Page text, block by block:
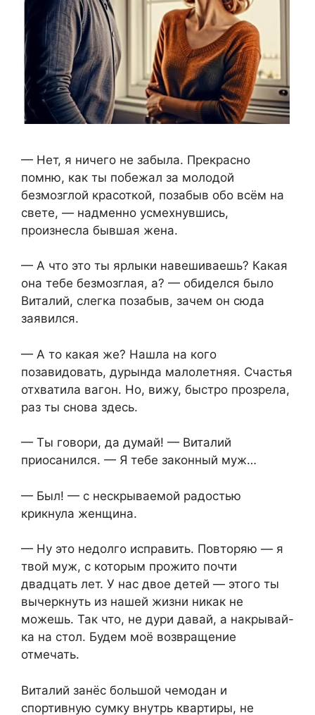
— Нет, я ничего не забыла. Прекрасно
помню, как ты побежал за молодой
безмозглой красоткой, позабыв обо всём на
свете, — надменно усмехнувшись,
произнесла бывшая жена.
— А что это ты ярлыки навешиваешь? Какая
она тебе безмозглая, а? — обиделся было
Виталий, слегка позабыв, зачем он сюда
заявился.
— А то какая же? Нашла на кого
позавидовать, дурында малолетняя. Счастья
отхватила вагон. Но, вижу, быстро прозрела,
раз ты снова здесь.
— Ты говори, да думай! — Виталий
приосанился. — Я тебе законный муж…
— Был! — с нескрываемой радостью
крикнула женщина.
— Ну это недолго исправить. Повторяю — я
твой муж, с которым прожито почти
двадцать лет. У нас двое детей — этого ты
вычеркнуть из нашей жизни никак не
можешь. Так что, не дури давай, а накрывай-
ка на стол. Будем моё возвращение
отмечать.
Виталий занёс большой чемодан и
спортивную сумку внутрь квартиры, не